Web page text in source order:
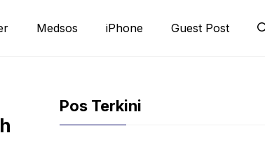
Medsos iPhone Guest Post
Pos Terkini